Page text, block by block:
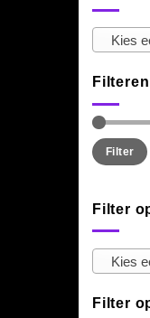
Kies
Min.
prijs
Max.
prijsFilter
Filter
Kies
Filter